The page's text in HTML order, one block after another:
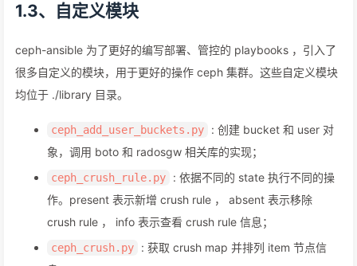
1.3、自定义模块
ceph-ansible 为了更好的编写部署、管控的 playbooks ，引入了
很多自定义的模块，用于更好的操作 ceph 集群。这些自定义模块
均位于 ./library 目录。
ceph_add_user_buckets.py
: 创建 bucket 和 user 对
象，调用 boto 和 radosgw 相关库的实现；
ceph_crush_rule.py
: 依据不同的 state 执行不同的操
作。present 表示新增 crush rule ， absent 表示移除
crush rule ， info 表示查看 crush rule 信息；
ceph_crush.py
: 获取 crush map 并排列 item 节点信